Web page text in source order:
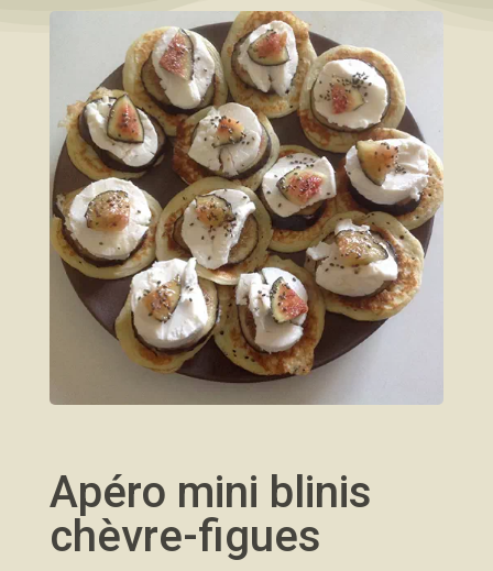
Apéro mini blinis
chèvre-figues